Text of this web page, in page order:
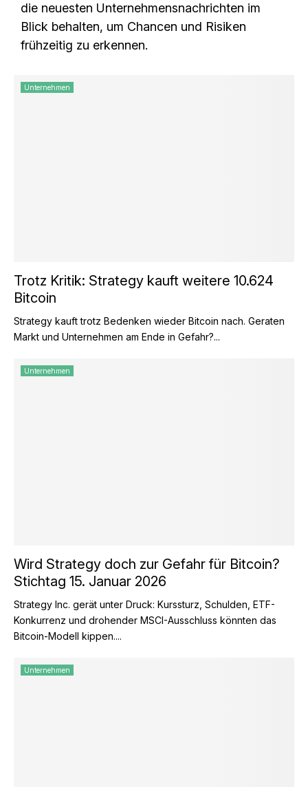
die neuesten Unternehmensnachrichten im
Blick behalten, um Chancen und Risiken
frühzeitig zu erkennen.
Unternehmen
Trotz Kritik: Strategy kauft weitere 10.624
Bitcoin
Strategy kauft trotz Bedenken wieder Bitcoin nach. Geraten
Markt und Unternehmen am Ende in Gefahr?...
Unternehmen
Wird Strategy doch zur Gefahr für Bitcoin?
Stichtag 15. Januar 2026
Strategy Inc. gerät unter Druck: Kurssturz, Schulden, ETF-
Konkurrenz und drohender MSCI-Ausschluss könnten das
Bitcoin-Modell kippen....
Unternehmen